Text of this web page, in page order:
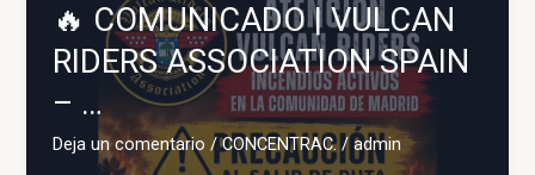
simpati…
🔥 COMUNICADO | VULCAN
RIDERS ASSOCIATION SPAIN
– …
Deja un comentario /CONCENTRAC. /admin